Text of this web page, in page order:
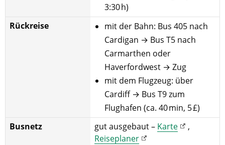
3:30 h)
Rückreise
mit der Bahn: Bus 405 nach
Cardigan → Bus T5 nach
Carmarthen oder
Haverfordwest → Zug
mit dem Flugzeug: über
Cardiff → Bus T9 zum
Flughafen (ca. 40 min, 5 £)
Busnetz
gut ausgebaut – Karte
,
Reiseplaner